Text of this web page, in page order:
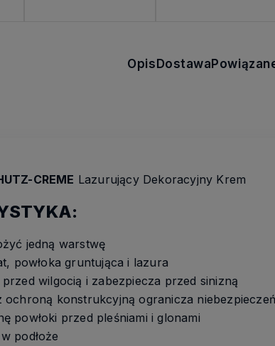
Opis Dostawa
CREME Lazurujący Dekoracyjny Krem
jedną warstwę
powłoka gruntująca i lazura
wilgocią i zabezpiecza przed sinizną
ochroną konstrukcyjną ogranicza
powłoki przed pleśniami i glonami
podłoże